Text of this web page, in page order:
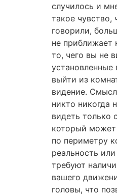
случилось и
такое
говорили,
не приближает
то, чего вы не
установленные
выйти из
видение.
никто никогда
видеть только
который может
по периметру
реальность
требуют
вашего
головы, что